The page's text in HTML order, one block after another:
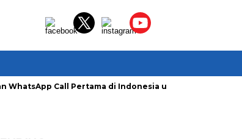
WhatsApp Call Pertama di Indonesia untuk Amankan